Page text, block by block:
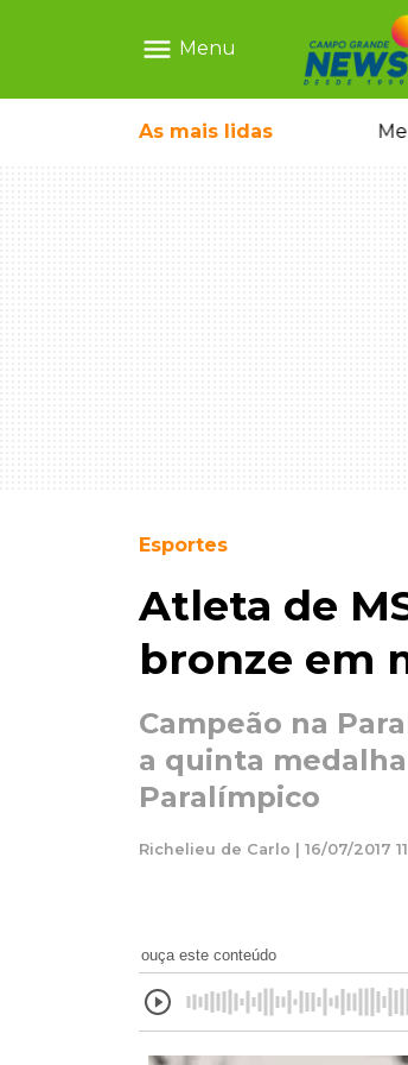
menu Menu
As mais lidas
mercado ilegal de emagrecedores
Esportes
Atleta de
bronze em
Campeão na
a quinta
Paralímpico
Richelieu de Carlo | 16/07/2017
ouça este conteúdo